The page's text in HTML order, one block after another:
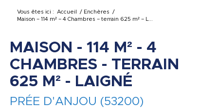
Vous êtes ici : Accueil / Enchères
/
Maison – 114 m² – 4 Chambres – terrain 625 m² – L...
MAISON - 114 M² - 4
CHAMBRES - TERRAIN
625 M² - LAIGNÉ
PRÉE D'ANJOU (53200)